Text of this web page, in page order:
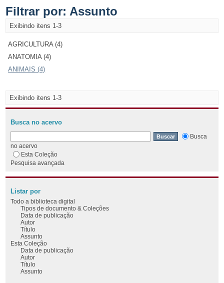
Filtrar por: Assunto
Exibindo itens 1-3
AGRICULTURA (4)
ANATOMIA (4)
ANIMAIS (4)
Exibindo itens 1-3
Busca no acervo
Busca
no acervo
Esta Coleção
Pesquisa avançada
Listar por
Todo a biblioteca digital
Tipos de documento & Coleções
Data de publicação
Autor
Título
Assunto
Esta Coleção
Data de publicação
Autor
Título
Assunto